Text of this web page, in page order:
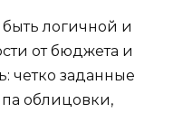
логичной и
от бюджета и
четко заданные
облицовки,